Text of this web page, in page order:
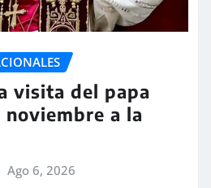
visita del papa
noviembre a la
Ago 6, 2026